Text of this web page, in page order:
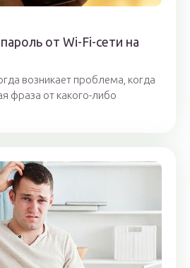
от Wi-Fi-сети на
возникает проблема, когда
фраза от какого-либо